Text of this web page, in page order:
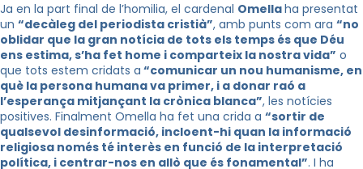
Ja en la part final de l’homilia, el cardenal Omellaha presentat
un “decàleg del periodista cristià”, amb punts com ara “no
oblidar que la gran notícia de tots els temps és que Déu
ens estima, s’ha fet home i comparteix la nostra vida” o
que tots estem cridats a “comunicar un nou humanisme, en
què la persona humana va primer, i a donar raó a
l’esperança mitjançant la crònica blanca”, les notícies
positives. Finalment Omella ha fet una crida a “sortir de
qualsevol desinformació, incloent-hi quan la informació
religiosa només té interès en funció de la interpretació
política, i centrar-nos en allò que és fonamental”. I ha